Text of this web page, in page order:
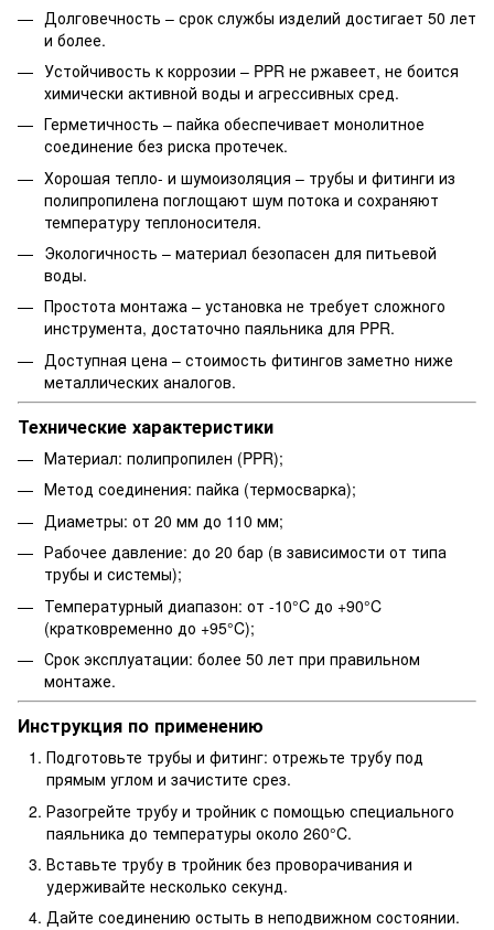
Долговечность – срок службы изделий достигает 50 лет
и более.
Устойчивость к коррозии – PPR не ржавеет, не боится
химически активной воды и агрессивных сред.
Герметичность – пайка обеспечивает монолитное
соединение без риска протечек.
Хорошая тепло- и шумоизоляция – трубы и фитинги из
полипропилена поглощают шум потока и сохраняют
температуру теплоносителя.
Экологичность – материал безопасен для питьевой
воды.
Простота монтажа – установка не требует сложного
инструмента, достаточно паяльника для PPR.
Доступная цена – стоимость фитингов заметно ниже
металлических аналогов.
Технические характеристики
Материал: полипропилен (PPR);
Метод соединения: пайка (термосварка);
Диаметры: от 20 мм до 110 мм;
Рабочее давление: до 20 бар (в зависимости от типа
трубы и системы);
Температурный диапазон: от -10°C до +90°C
(кратковременно до +95°C);
Срок эксплуатации: более 50 лет при правильном
монтаже.
Инструкция по применению
Подготовьте трубы и фитинг: отрежьте трубу под
прямым углом и зачистите срез.
Разогрейте трубу и тройник с помощью специального
паяльника до температуры около 260°C.
Вставьте трубу в тройник без проворачивания и
удерживайте несколько секунд.
Дайте соединению остыть в неподвижном состоянии.